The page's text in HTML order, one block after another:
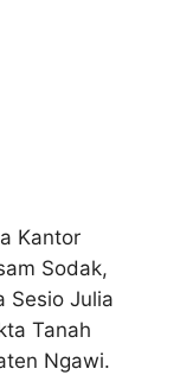
Kantor
Sodak,
Sesio Julia
Tanah
Ngawi.